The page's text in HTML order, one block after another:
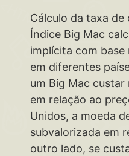
Cálculo da taxa de
Índice Big Mac
implícita com
em diferentes
um Big Mac custar
em relação ao
Unidos, a moeda
subvalorizada em
outro lado, se